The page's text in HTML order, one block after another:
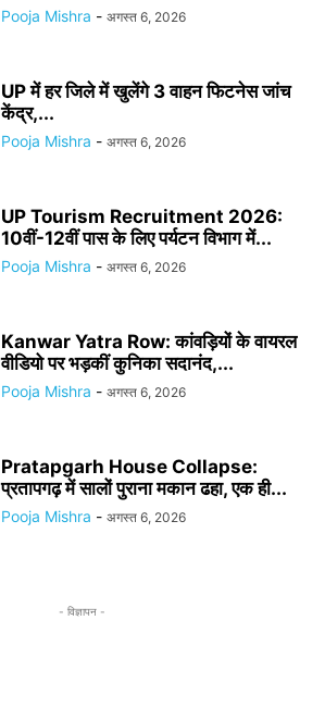
Pooja Mishra - अगस्त 6, 2026
UP में हर जिले में खुलेंगे 3 वाहन फिटनेस जांच
केंद्र,...
Pooja Mishra - अगस्त 6, 2026
UP Tourism Recruitment 2026:
10वीं-12वीं पास के लिए पर्यटन विभाग में...
Pooja Mishra - अगस्त 6, 2026
Kanwar Yatra Row: कांवड़ियों के वायरल
वीडियो पर भड़कीं कुनिका सदानंद,...
Pooja Mishra - अगस्त 6, 2026
Pratapgarh House Collapse:
प्रतापगढ़ में सालों पुराना मकान ढहा, एक ही...
Pooja Mishra - अगस्त 6, 2026
- विज्ञापन -